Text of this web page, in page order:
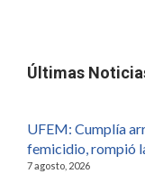
Últimas
UFEM: Cumplía
femicidio, rompió
7 agosto, 2026